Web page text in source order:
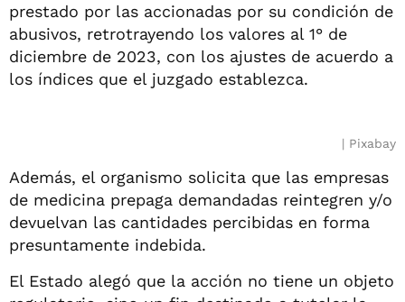
prestado por las accionadas por su condición de
abusivos, retrotrayendo los valores al 1° de
diciembre de 2023, con los ajustes de acuerdo a
los índices que el juzgado establezca.
Pixabay
Además, el organismo solicita que las empresas
de medicina prepaga demandadas reintegren y/o
devuelvan las cantidades percibidas en forma
presuntamente indebida.
El Estado alegó que la acción no tiene un objeto